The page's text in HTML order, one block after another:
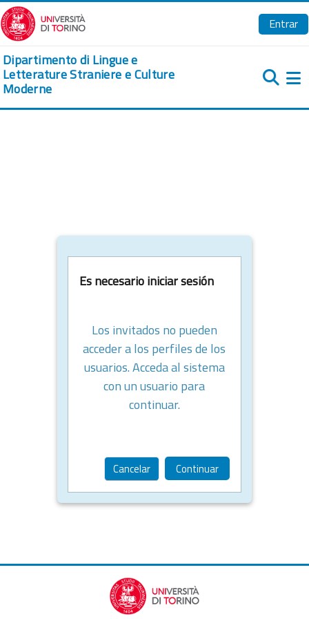
Salta al contenido principal
Entrar
Dipartimento di Lingue e
Letterature Straniere e Culture
Moderne
Es necesario iniciar sesión
Los invitados no pueden
acceder a los perfiles de los
usuarios. Acceda al sistema
con un usuario para
continuar.
Cancelar Continuar